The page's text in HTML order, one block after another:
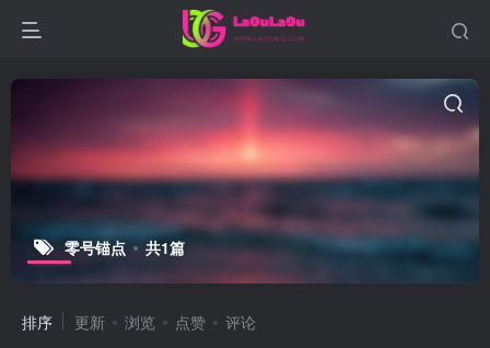
零号锚点 共1篇
排序 更新 浏览 点赞 评论